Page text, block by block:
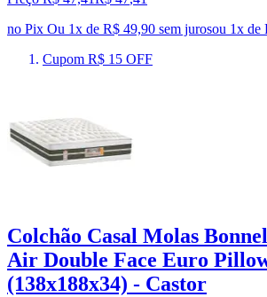
no Pix Ou 1x de R$ 49,90 sem jurosou 1x de
Cupom R$ 15 OFF
Colchão Casal Molas
Air Double Face Euro
(138x188x34) - Castor